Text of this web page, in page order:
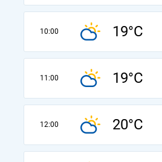
10:00 19°C
11:00 19°C
12:00 20°C